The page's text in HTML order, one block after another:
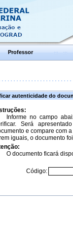
Professor
autenticidade do
Informe no campo
Será
e compare com
iguais, o documento
O documento ficará
Código: